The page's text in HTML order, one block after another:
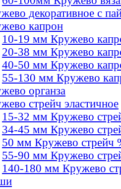
декоративное с
капрон
10-19 мм Кружево
20-38 мм Кружево
40-50 мм Кружево
55-130 мм Кружево
органза
стрейч эластичное
15-32 мм Кружево
34-45 мм Кружево
50 мм Кружево стрейч
55-90 мм Кружево
140-180 мм Кружево